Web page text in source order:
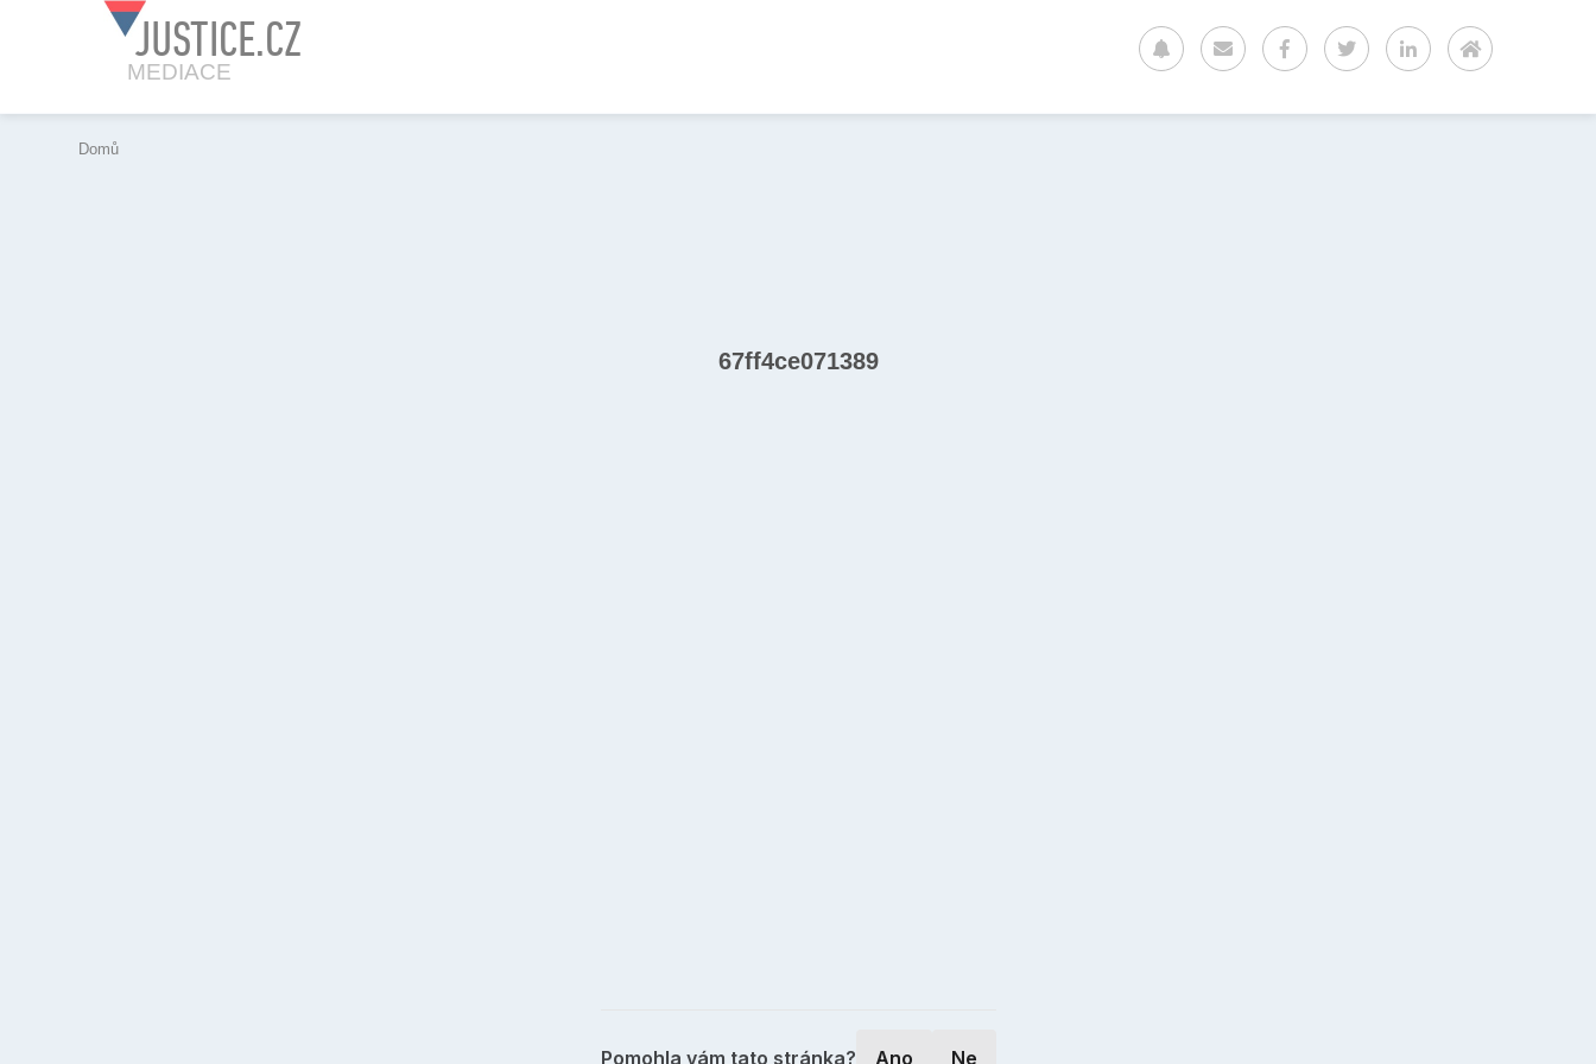
JUSTICE.CZ
MEDIACE
Domů
67ff4ce071389
Pomohla vám tato stránka? Ano Ne